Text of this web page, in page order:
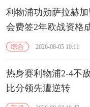
利物浦功勋萨拉赫
会费签2年欧战资格
综合 2026-08-05 10:11
热身赛利物浦2-4不
比分领先遭逆转